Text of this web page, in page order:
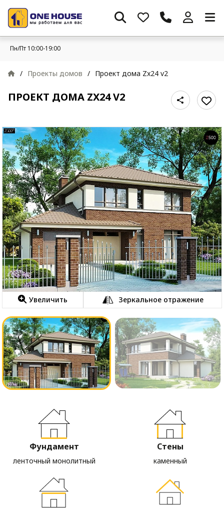
Пн/Пт 10:00-19:00
/ Проекты домов / Проект дома Zx24 v2
ПРОЕКТ ДОМА ZX24 V2
Увеличить Зеркальное отражение
Фундамент
ленточный монолитный
Стены
каменный